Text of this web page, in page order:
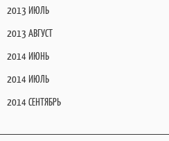
2013 ИЮЛЬ
2013 АВГУСТ
2014 ИЮНЬ
2014 ИЮЛЬ
2014 СЕНТЯБРЬ